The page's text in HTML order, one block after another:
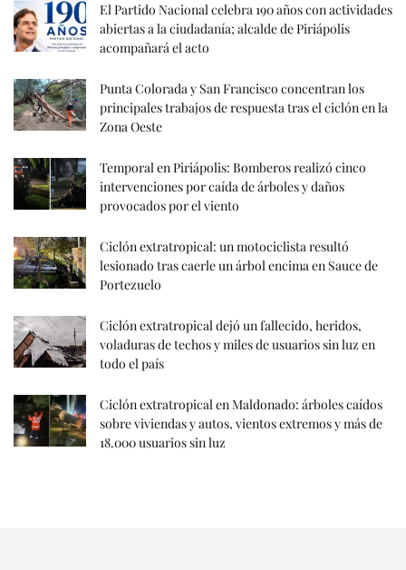
El Partido Nacional celebra 190 años con actividades
abiertas a la ciudadanía; alcalde de Piriápolis
acompañará el acto
Punta Colorada y San Francisco concentran los
principales trabajos de respuesta tras el ciclón en la
Zona Oeste
Temporal en Piriápolis: Bomberos realizó cinco
intervenciones por caída de árboles y daños
provocados por el viento
Ciclón extratropical: un motociclista resultó
lesionado tras caerle un árbol encima en Sauce de
Portezuelo
Ciclón extratropical dejó un fallecido, heridos,
voladuras de techos y miles de usuarios sin luz en
todo el país
Ciclón extratropical en Maldonado: árboles caídos
sobre viviendas y autos, vientos extremos y más de
18.000 usuarios sin luz